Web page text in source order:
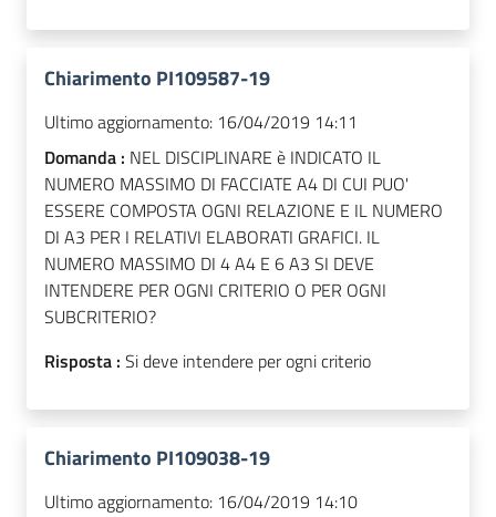
Chiarimento PI109587-19
Ultimo aggiornamento: 16/04/2019 14:11
Domanda : NEL DISCIPLINARE è INDICATO IL
NUMERO MASSIMO DI FACCIATE A4 DI CUI PUO'
ESSERE COMPOSTA OGNI RELAZIONE E IL NUMERO
DI A3 PER I RELATIVI ELABORATI GRAFICI. IL
NUMERO MASSIMO DI 4 A4 E 6 A3 SI DEVE
INTENDERE PER OGNI CRITERIO O PER OGNI
SUBCRITERIO?
Risposta : Si deve intendere per ogni criterio
Chiarimento PI109038-19
Ultimo aggiornamento: 16/04/2019 14:10